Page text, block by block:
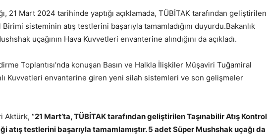
21 Mart 2024 tarihinde yaptığı açıklamada, TÜBİTAK tarafından geliştirilen
Birimi sisteminin atış testlerini başarıyla tamamladığını duyurdu.Bakanlık
uçağının Hava Kuvvetleri envanterine alındığını da açıkladı.
Toplantısı’nda konuşan Basın ve Halkla İlişkiler Müşaviri Tuğamiral
Kuvvetleri envanterine giren yeni silah sistemleri ve son gelişmeler
Aktürk, “21 Mart’ta, TÜBİTAK tarafından geliştirilen Taşınabilir Atış Kontrol
atış testlerini başarıyla tamamlamıştır. 5 adet Süper Mushshak uçağı da